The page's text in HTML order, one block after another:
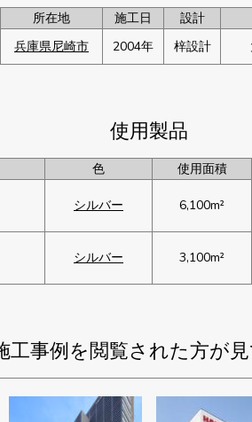
所在地 施工日 設計
兵庫県尼崎市 2004年 梓設計
使用製品
色 使用面積
シルバー 6,100m²
シルバー 3,100m²
工事例を閲覧された方が